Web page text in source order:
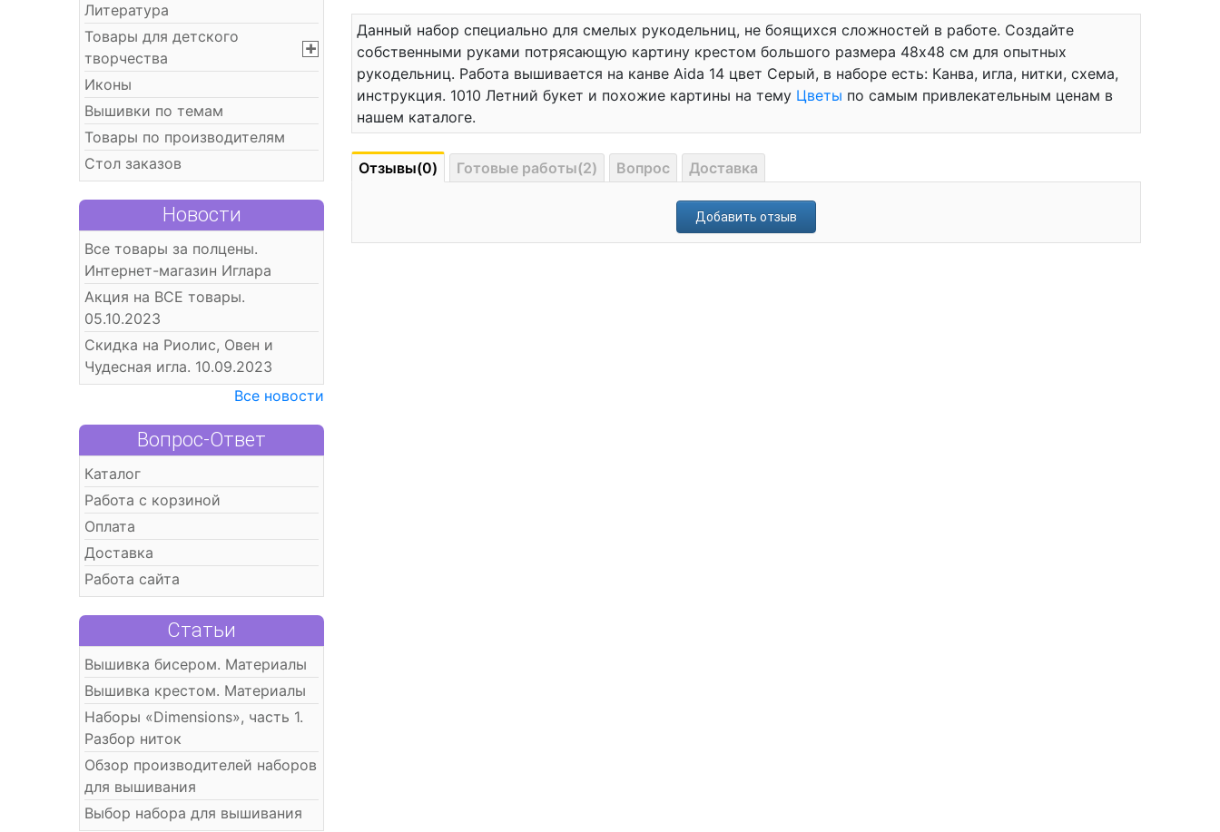
Литература
Товары для детского
творчества
Иконы
Вышивки по темам
Товары по производителям
Стол заказов
Новости
Все товары за полцены.
Интернет-магазин Иглара
Акция на ВСЕ товары.
05.10.2023
Скидка на Риолис, Овен и
Чудесная игла. 10.09.2023
Все новости
Вопрос-Ответ
Каталог
Работа с корзиной
Оплата
Доставка
Работа сайта
Статьи
Вышивка бисером. Материалы
Вышивка крестом. Материалы
Наборы «Dimensions», часть 1.
Разбор ниток
Обзор производителей наборов
для вышивания
Выбор набора для вышивания
Данный набор специально для смелых рукодельниц, не боящихся сложностей в работе. Создайте
собственными руками потрясающую картину крестом большого размера 48x48 см для опытных
рукодельниц. Работа вышивается на канве Aida 14 цвет Серый, в наборе есть: Канва, игла, нитки, схема,
инструкция. 1010 Летний букет и похожие картины на тему Цветы по самым привлекательным ценам в
нашем каталоге.
Отзывы(0) Готовые работы(2) Вопрос Доставка
Добавить отзыв